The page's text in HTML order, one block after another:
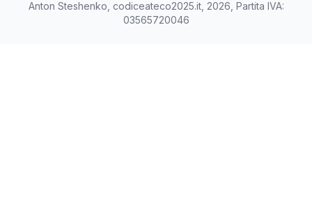
Anton Steshenko, codiceateco2025.it, 2026, Partita IVA:
03565720046